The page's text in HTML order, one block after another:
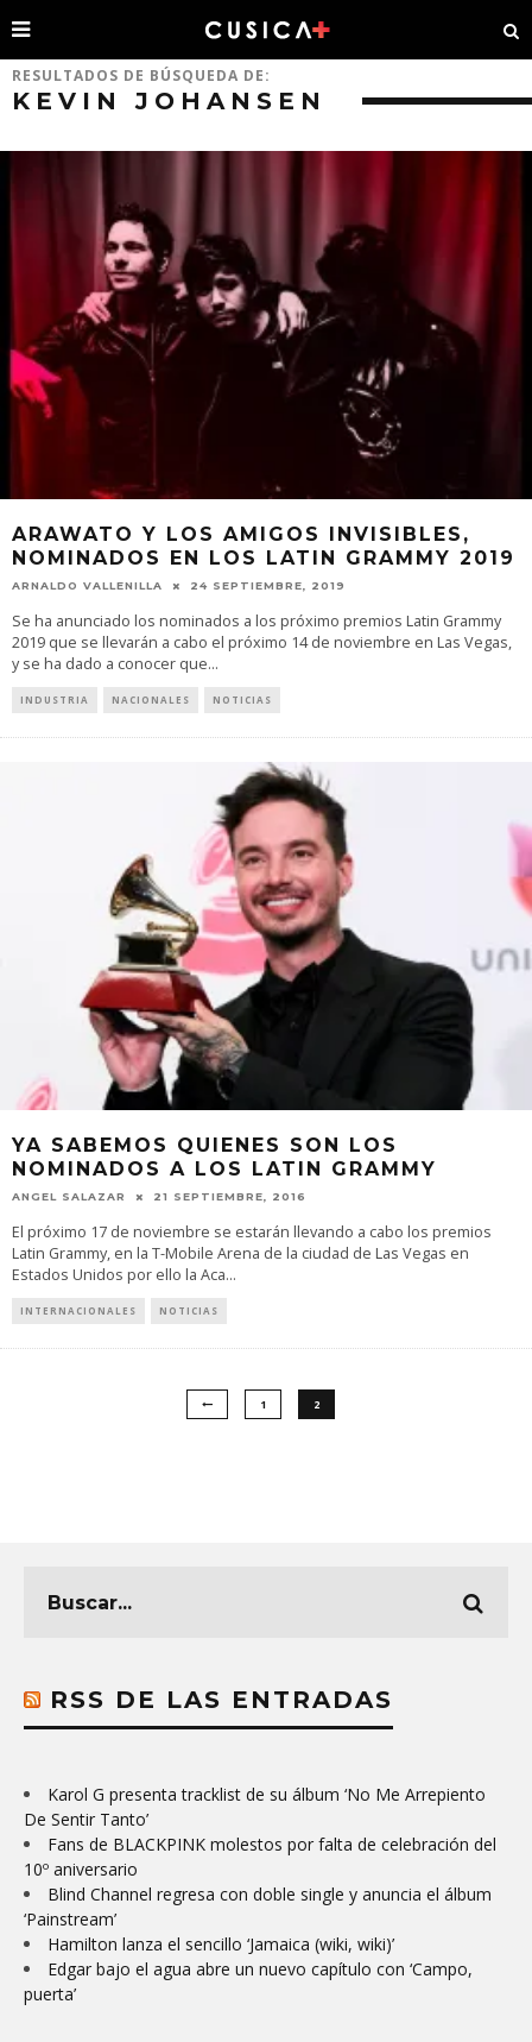
RESULTADOS DE BÚSQUEDA DE:
KEVIN JOHANSEN
ARAWATO Y LOS AMIGOS INVISIBLES,
NOMINADOS EN LOS LATIN GRAMMY 2019
ARNALDO VALLENILLA 24 SEPTIEMBRE, 2019
Se ha anunciado los nominados a los próximo premios Latin Grammy
2019 que se llevarán a cabo el próximo 14 de noviembre en Las Vegas,
y se ha dado a conocer que...
INDUSTRIA NACIONALES NOTICIAS
YA SABEMOS QUIENES SON LOS
NOMINADOS A LOS LATIN GRAMMY
ANGEL SALAZAR 21 SEPTIEMBRE, 2016
El próximo 17 de noviembre se estarán llevando a cabo los premios
Latin Grammy, en la T-Mobile Arena de la ciudad de Las Vegas en
Estados Unidos por ello la Aca...
INTERNACIONALES NOTICIAS
1 2
RSS DE LAS ENTRADAS
Karol G presenta tracklist de su álbum ‘No Me Arrepiento
De Sentir Tanto’
Fans de BLACKPINK molestos por falta de celebración del
10º aniversario
Blind Channel regresa con doble single y anuncia el álbum
‘Painstream’
Hamilton lanza el sencillo ‘Jamaica (wiki, wiki)’
Edgar bajo el agua abre un nuevo capítulo con ‘Campo,
puerta’